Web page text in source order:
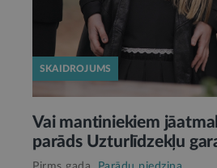
SKAIDROJUMS
Vai mantiniekiem
parāds Uzturlīdzekļu